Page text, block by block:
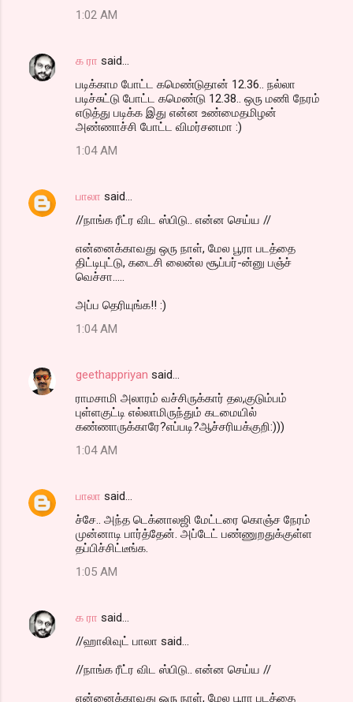
1:02 AM
க ரா said…
படிக்காம போட்ட கமெண்டுதான் 12.36.. நல்லா
படிச்சுட்டு போட்ட கமெண்டு 12.38.. ஒரு மணி நேரம்
எடுத்து படிக்க இது என்ன உண்மைதமிழன்
அண்ணாச்சி போட்ட விமர்சனமா :)
1:04 AM
பாலா said…
//நாங்க ரீட்ர விட ஸ்பிடு.. என்ன செய்ய //
என்னைக்காவது ஒரு நாள், மேல பூரா படத்தை
திட்டிபுட்டு, கடைசி லைன்ல சூப்பர்-ன்னு பஞ்ச்
வெச்சா.....
அப்ப தெரியுங்க!! :)
1:04 AM
geethappriyan said…
ராமசாமி அலாரம் வச்சிருக்கார் தல,குடும்பம்
புள்ளகுட்டி எல்லாமிருந்தும் கடமையில்
கண்ணாருக்காரே?எப்படி?ஆச்சரியக்குறி:)))
1:04 AM
பாலா said…
ச்சே.. அந்த டெக்னாலஜி மேட்டரை கொஞ்ச நேரம்
முன்னாடி பார்த்தேன். அப்டேட் பண்ணுறதுக்குள்ள
தப்பிச்சிட்டீங்க.
1:05 AM
க ரா said…
//ஹாலிவுட் பாலா said...
//நாங்க ரீட்ர விட ஸ்பிடு.. என்ன செய்ய //
என்னைக்காவது ஒரு நாள், மேல பூரா படத்தை